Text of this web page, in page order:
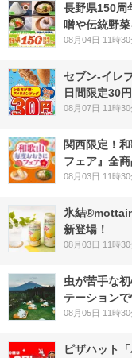
長野県150
噌や伝統野
08月04日 11時30
セブン‐イレ
日間限定30
08月07日 11時30
関西限定！
フェア』全
08月03日 11時30
氷結
新登場！
08月03日 11時30
虫が苦手な
テーション
08月05日 11時30
ピザハット